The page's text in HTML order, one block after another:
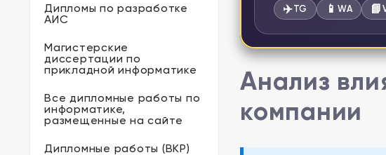
Дипломы по разработке
АИС
Магистерские
диссертации по
прикладной информатике
Все дипломные работы по
информатике,
размещенные на сайте
Дипломные работы (ВКР)
✈️TG 📱 WA 📘
Анализ
компании